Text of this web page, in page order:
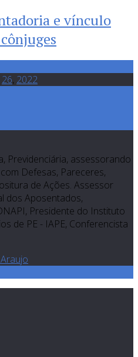
e vínculo
26, 2022
Previdenciária, assessorando
Defesas, Pareceres,
de Ações. Assessor
dos Aposentados,
Presidente do Instituto
de PE - IAPE, Conferencista